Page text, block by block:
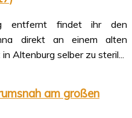
entfernt findet ihr den
direkt an einem alten
Altenburg selber zu steril...
am großen